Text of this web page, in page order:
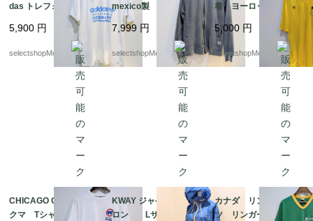
das トレフォイル
ホワイト アディダ
ス Lサイズ コット
ン adidas 白 Tシャ
ツ インドネシア製
5,900 円
selectshopMerci.
mexico製 グレー ペ
イント Мサイズ ジ
ップタイプ スウェッ
ト ジップパーカー
メキシコ
7,999 円
selectshopMerci.
着 ヨーロッパ古着
Adidas ヨーロッパ製
adidas （アディダス）
ナイロン ストライ
プ mens M-Lサイズ
5,000 円
selectshopMerci.
CHICAGO CUBE bear
クマ Tシャツ 実寸M
KWAY ジャケット ナイ
ロン Lサイズ程度
カナダ リンガーTシャ
ツ リンガーT グリー